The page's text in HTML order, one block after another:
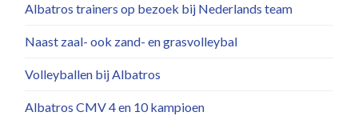
Albatros trainers op bezoek bij Nederlands team
Naast zaal- ook zand- en grasvolleybal
Volleyballen bij Albatros
Albatros CMV 4 en 10 kampioen